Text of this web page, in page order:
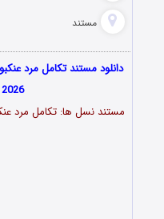
مستند
مستند نسل ها: تکامل مرد